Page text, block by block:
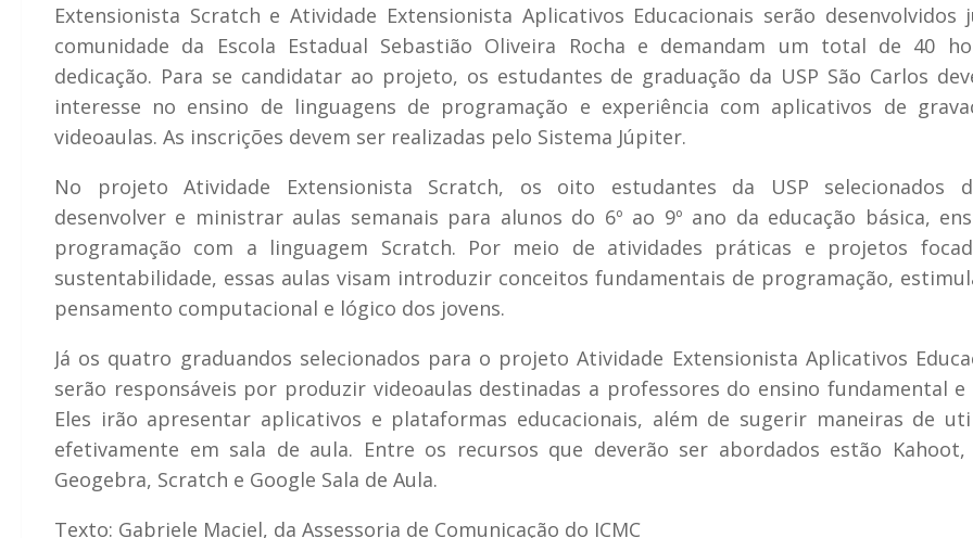
Extensionista Scratch e Atividade Extensionista Aplicativos Educacionais serão desenvolvidos
comunidade da Escola Estadual Sebastião Oliveira Rocha e demandam um total de 40
dedicação. Para se candidatar ao projeto, os estudantes de graduação da USP São Carlos
interesse no ensino de linguagens de programação e experiência com aplicativos de
videoaulas. As inscrições devem ser realizadas pelo Sistema Júpiter.
No projeto Atividade Extensionista Scratch, os oito estudantes da USP selecionados
desenvolver e ministrar aulas semanais para alunos do 6º ao 9º ano da educação básica,
programação com a linguagem Scratch. Por meio de atividades práticas e projetos
sustentabilidade, essas aulas visam introduzir conceitos fundamentais de programação,
pensamento computacional e lógico dos jovens.
Já os quatro graduandos selecionados para o projeto Atividade Extensionista Aplicativos
serão responsáveis por produzir videoaulas destinadas a professores do ensino fundamental e
Eles irão apresentar aplicativos e plataformas educacionais, além de sugerir maneiras de
efetivamente em sala de aula. Entre os recursos que deverão ser abordados estão Kahoot,
Geogebra, Scratch e Google Sala de Aula.
Texto: Gabriele Maciel, da Assessoria de Comunicação do ICMC